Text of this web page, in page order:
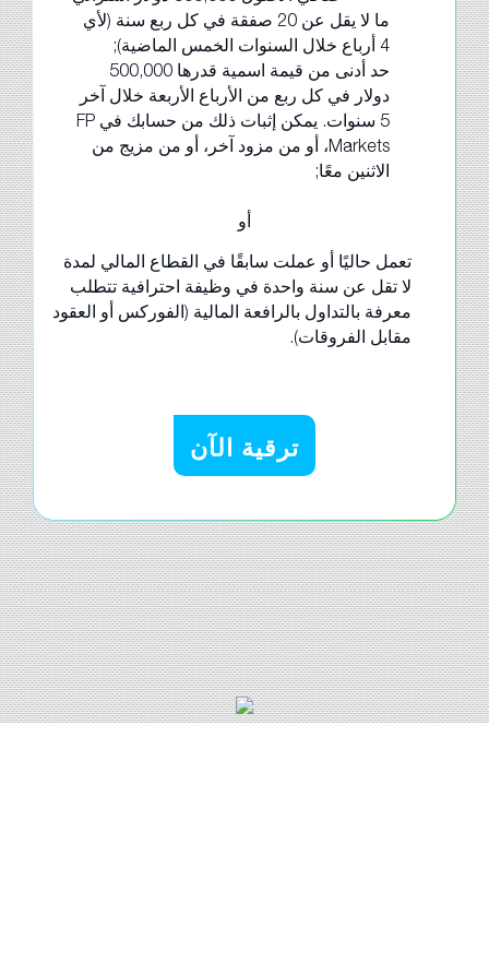
ما لا يقل عن 20 صفقة في كل ربع سنة (لأي
4 أرباع خلال السنوات الخمس الماضية);
حد أدنى من قيمة اسمية قدرها 500,000
دولار في كل ربع من الأرباع الأربعة خلال آخر
5 سنوات. يمكن إثبات ذلك من حسابك في FP
Markets، أو من مزود آخر، أو من مزيج من
الاثنين معًا;
أو
تعمل حاليًا أو عملت سابقًا في القطاع المالي لمدة
لا تقل عن سنة واحدة في وظيفة احترافية تتطلب
معرفة بالتداول بالرافعة المالية (الفوركس أو العقود
مقابل الفروقات).
ترقية الآن